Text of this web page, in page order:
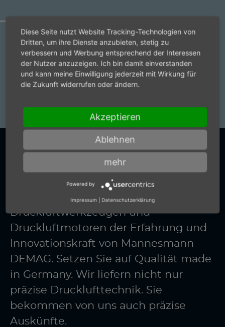
Variacor 1/4''
Artikelnummer:60001606
Variacor 3/8''
SETZEN SIE AUF EINEN
STARKEN PARTNER
Vertrauen Sie bei
Druckluftwerkzeugen und
Druckluftmotoren der Erfahrung und
Innovationskraft von Mannesmann
DEMAG. Setzen Sie auf Qualität made
in Germany. Wir liefern nicht nur
präzise Drucklufttechnik. Sie
bekommen von uns auch präzise
Auskünfte.
Diese Seite nutzt Website Tracking-Technologien von
Dritten, um ihre Dienste anzubieten, stetig zu
verbessern und Werbung entsprechend der Interessen
der Nutzer anzuzeigen. Ich bin damit einverstanden
und kann meine Einwilligung jederzeit mit Wirkung für
die Zukunft widerrufen oder ändern.
Akzeptieren
Ablehnen
mehr
Powered by
Impressum Datenschutzerklärung